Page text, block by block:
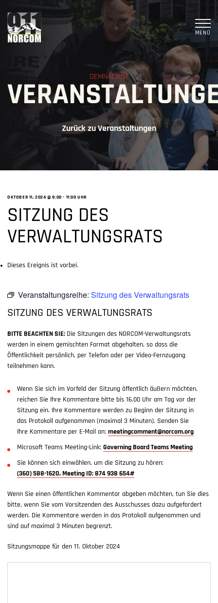
MENÜ
DEMNÄCHST
Zurück zu Veranstaltungen
OKTOBER 11, 2024 @ 9:00 - 11:00 UHR
SITZUNG DES
VERWALTUNGSRATS
Dieses Ereignis ist vorbei.
Veranstaltungsreihe: Sitzung des Verwaltungsrats
SITZUNG DES VERWALTUNGSRATS
BITTE BEACHTEN SIE: Die Sitzungen des NORCOM-Verwaltungsrats
werden in einem gemischten Format abgehalten, so dass die
Öffentlichkeit persönlich, per Telefon oder per Video-Fernzugang
teilnehmen kann.
Wenn Sie sich im Vorfeld der Sitzung öffentlich äußern möchten,
reichen Sie Ihre Kommentare bitte bis 16.00 Uhr am Tag vor der
Sitzung ein. Ihre Kommentare werden zu Beginn der Sitzung in
das Protokoll aufgenommen (maximal 3 Minuten). Senden Sie
Ihre Kommentare per E-Mail an: meetingcomment@norcom.org
Microsoft Teams Meeting-Link: Governing Board Teams Meeting
Sie können sich einwählen, um die Sitzung zu hören:
(360) 588-1620, Meeting ID: 874 938 654#
Wenn Sie einen öffentlichen Kommentar abgeben möchten, tun Sie dies
bitte, wenn Sie vom Vorsitzenden des Ausschusses dazu aufgefordert
werden. Die Kommentare werden in das Protokoll aufgenommen und
sind auf maximal 3 Minuten begrenzt.
Sitzungsmappe für den 11. Oktober 2024